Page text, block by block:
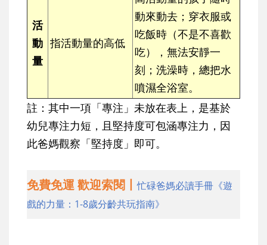
活
動
量
指活動量的高低
動來動去；穿衣服或
吃飯時（不是不喜歡
吃），無法安靜一
刻；洗澡時，總把水
噴濕全浴室。
註：其中一項「專注」未放在表上，是基於
幼兒專注力短，且堅持度可包涵專注力，因
此爸媽觀察「堅持度」即可。
免費免運 歡迎索閱丨忙碌爸媽必讀手冊《遊
戲的力量：1-8歲分齡共玩指南》